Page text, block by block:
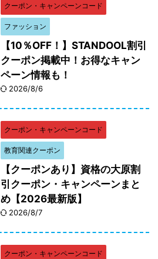
クーポン・キャンペーンコード
ファッション
【10％OFF！】STANDOOL割引
クーポン掲載中！お得なキャン
ペーン情報も！
2026/8/6
クーポン・キャンペーンコード
教育関連クーポン
【クーポンあり】資格の大原割
引クーポン・キャンペーンまと
め【2026最新版】
2026/8/7
クーポン・キャンペーンコード